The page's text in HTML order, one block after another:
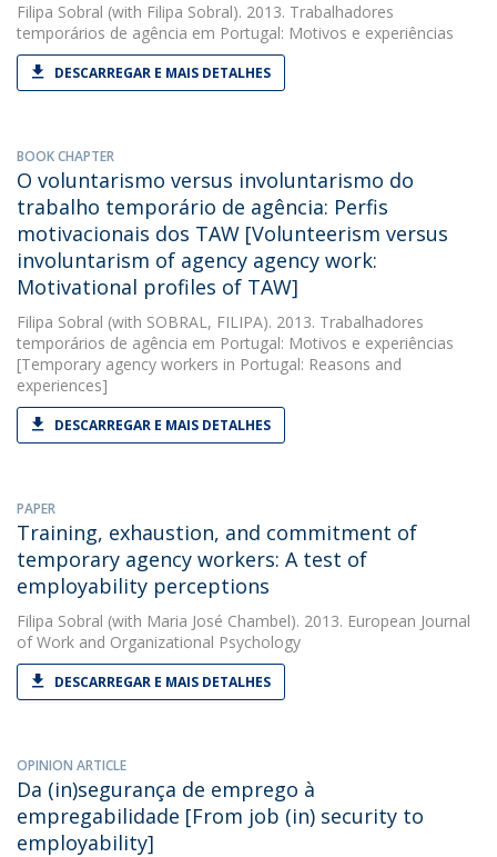
Filipa Sobral (with Filipa Sobral). 2013. Trabalhadores
temporários de agência em Portugal: Motivos e experiências
DESCARREGAR E MAIS DETALHES
BOOK CHAPTER
O voluntarismo versus involuntarismo do
trabalho temporário de agência: Perfis
motivacionais dos TAW [Volunteerism versus
involuntarism of agency agency work:
Motivational profiles of TAW]
Filipa Sobral (with SOBRAL, FILIPA). 2013. Trabalhadores
temporários de agência em Portugal: Motivos e experiências
[Temporary agency workers in Portugal: Reasons and
experiences]
DESCARREGAR E MAIS DETALHES
PAPER
Training, exhaustion, and commitment of
temporary agency workers: A test of
employability perceptions
Filipa Sobral (with Maria José Chambel). 2013. European Journal
of Work and Organizational Psychology
DESCARREGAR E MAIS DETALHES
OPINION ARTICLE
Da (in)segurança de emprego à
empregabilidade [From job (in) security to
employability]